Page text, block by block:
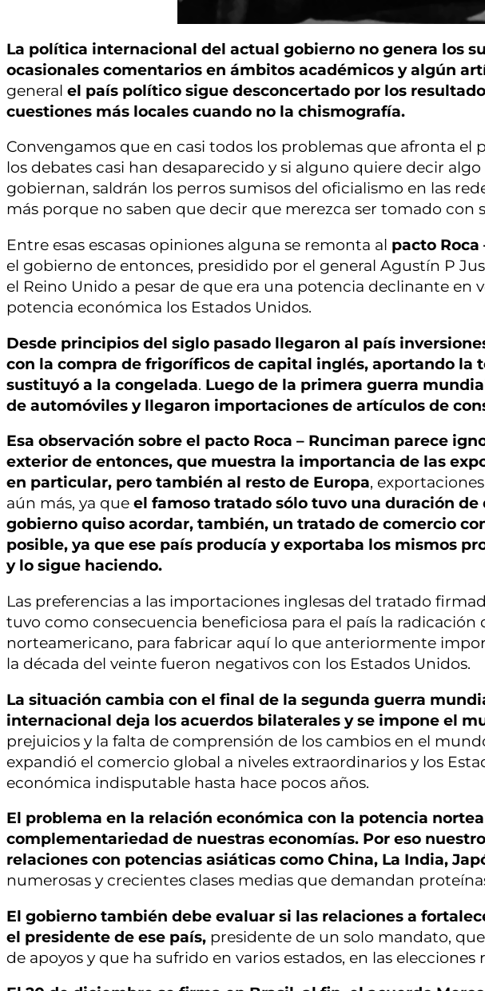
La política internacional del actual gobierno no genera los
ocasionales comentarios en ámbitos académicos y algún
general el país político sigue desconcertado por los
cuestiones más locales cuando no la chismografía.
Convengamos que en casi todos los problemas que afronta el
los debates casi han desaparecido y si alguno quiere decir
gobiernan, saldrán los perros sumisos del oficialismo en las
más porque no saben que decir que merezca ser tomado con
Entre esas escasas opiniones alguna se remonta al pacto Roca
el gobierno de entonces, presidido por el general Agustín P
el Reino Unido a pesar de que era una potencia declinante en
potencia económica los Estados Unidos.
Desde principios del siglo pasado llegaron al país
con la compra de frigoríficos de capital inglés, aportando la
sustituyó a la congelada. Luego de la primera guerra
de automóviles y llegaron importaciones de artículos de
Esa observación sobre el pacto Roca – Runciman parece
exterior de entonces, que muestra la importancia de las
en particular, pero también al resto de Europa,
aún más, ya que el famoso tratado sólo tuvo una duración de
gobierno quiso acordar, también, un tratado de comercio
posible, ya que ese país producía y exportaba los mismos
y lo sigue haciendo.
Las preferencias a las importaciones inglesas del tratado
tuvo como consecuencia beneficiosa para el país la
norteamericano, para fabricar aquí lo que anteriormente
la década del veinte fueron negativos con los Estados Unidos.
La situación cambia con el final de la segunda guerra
internacional deja los acuerdos bilaterales y se impone el
prejuicios y la falta de comprensión de los cambios en el
expandió el comercio global a niveles extraordinarios y los
económica indisputable hasta hace pocos años.
El problema en la relación económica con la potencia
complementariedad de nuestras economías. Por eso
relaciones con potencias asiáticas como China, La India,
numerosas y crecientes clases medias que demandan
El gobierno también debe evaluar si las relaciones a
el presidente de ese país, presidente de un solo mandato,
de apoyos y que ha sufrido en varios estados, en las elecciones